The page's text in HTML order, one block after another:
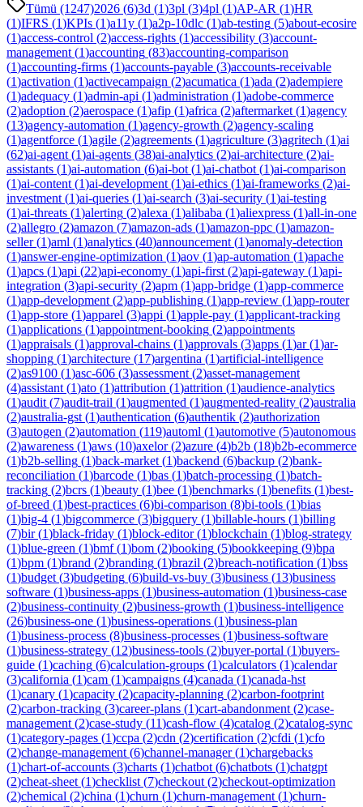
Tümü (1247)2026 (6)3d (1)3pl (3)4pl (1)AP-AR (1)HR
(1)IFRS (1)KPIs (1)a11y (1)a2p-10dlc (1)ab-testing (5)about-ecosire
(1)access-control (2)access-rights (1)accessibility (3)account-
management (1)accounting (83)accounting-comparison
(1)accounting-firms (1)accounts-payable (3)accounts-receivable
(1)activation (1)activecampaign (2)acumatica (1)ada (2)adempiere
(1)adequacy (1)admin-api (1)administration (1)adobe-commerce
(2)adoption (2)aerospace (1)afip (1)africa (2)aftermarket (1)agency
(13)agency-automation (1)agency-growth (2)agency-scaling
(1)agentforce (1)agile (2)agreements (1)agriculture (3)agritech (1)ai
(62)ai-agent (1)ai-agents (38)ai-analytics (2)ai-architecture (2)ai-
assistants (1)ai-automation (6)ai-bot (1)ai-chatbot (1)ai-comparison
(1)ai-content (1)ai-development (1)ai-ethics (1)ai-frameworks (2)ai-
investment (1)ai-queries (1)ai-search (3)ai-security (1)ai-testing
(1)ai-threats (1)alerting (2)alexa (1)alibaba (1)aliexpress (1)all-in-one
(2)allegro (2)amazon (7)amazon-ads (1)amazon-ppc (1)amazon-
seller(1)aml (1)analytics (40)announcement (1)anomaly-detection
(1)answer-engine-optimization (1)aov (1)ap-automation (1)apache
(1)apcs (1)api (22)api-economy (1)api-first (2)api-gateway (1)api-
integration (3)api-security (2)apm (1)app-bridge (1)app-commerce
(1)app-development (2)app-publishing (1)app-review (1)app-router
(1)app-store (1)apparel (3)appi (1)apple-pay (1)applicant-tracking
(1)applications (1)appointment-booking (2)appointments
(1)appraisals (1)approval-chains (1)approvals (3)apps (1)ar(1)ar-
shopping (1)architecture (17)argentina (1)artificial-intelligence
(2)as9100 (1)asc-606 (3)assessment (2)asset-management
(4)assistant (1)ato (1)attribution (1)attrition (1)audience-analytics
(1)audit (7)audit-trail (1)augmented (1)augmented-reality (2)australia
(2)australia-gst (1)authentication (6)authentik (2)authorization
(3)autogen (2)automation (119)automl (1)automotive (5)autonomous
(2)awareness (1)aws (10)axelor(2)azure (4)b2b (18)b2b-ecommerce
(1)b2b-selling (1)back-market (1)backend (6)backup (2)bank-
reconciliation (1)barcode (1)bas (1)batch-processing (1)batch-
tracking (2)bcrs (1)beauty (1)bee (1)benchmarks (1)benefits (1)best-
of-breed (1)best-practices (6)bi-comparison (8)bi-tools (1)bias
(1)big-4 (1)bigcommerce (3)bigquery (1)billable-hours (1)billing
(7)bir(1)black-friday (1)block-editor(1)blockchain (1)blog-strategy
(1)blue-green (1)bmf(1)bom (2)booking (5)bookkeeping (9)bpa
(1)bpm (1)brand (2)branding (1)brazil (2)breach-notification (1)bss
(1)budget (3)budgeting (6)build-vs-buy (3)business (13)business
software (1)business-apps (1)business-automation (1)business-case
(2)business-continuity (2)business-growth (1)business-intelligence
(26)business-one (1)business-operations (1)business-plan
(1)business-process (8)business-processes (1)business-software
(1)business-strategy (12)business-tools (2)buyer-portal (1)buyers-
guide (1)caching (6)calculation-groups (1)calculators (1)calendar
(3)california (1)cam (1)campaigns (4)canada (1)canada-hst
(1)canary (1)capacity (2)capacity-planning (2)carbon-footprint
(2)carbon-tracking (3)career-plans (1)cart-abandonment (2)case-
management (2)case-study (11)cash-flow (4)catalog (2)catalog-sync
(1)category-pages (1)ccpa (2)cdn (2)certification (2)cfdi (1)cfo
(2)change-management (6)channel-manager(1)chargebacks
(1)chart-of-accounts (3)charts (1)chatbot (6)chatbots (1)chatgpt
(2)cheat-sheet (1)checklist (7)checkout (2)checkout-optimization
(2)chemical (2)china (1)churn (1)churn-management (1)churn-